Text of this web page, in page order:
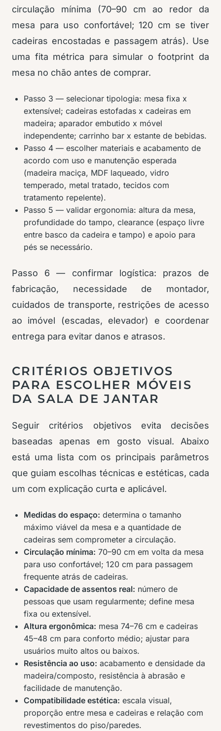
circulação mínima (70–90 cm ao redor da
mesa para uso confortável; 120 cm se tiver
cadeiras encostadas e passagem atrás). Use
uma fita métrica para simular o footprint da
mesa no chão antes de comprar.
Passo 3 — selecionar tipologia: mesa fixa x
extensível; cadeiras estofadas x cadeiras em
madeira; aparador embutido x móvel
independente; carrinho bar x estante de bebidas.
Passo 4 — escolher materiais e acabamento de
acordo com uso e manutenção esperada
(madeira maciça, MDF laqueado, vidro
temperado, metal tratado, tecidos com
tratamento repelente).
Passo 5 — validar ergonomia: altura da mesa,
profundidade do tampo, clearance (espaço livre
entre basco da cadeira e tampo) e apoio para
pés se necessário.
Passo 6 — confirmar logística: prazos de
fabricação, necessidade de montador,
cuidados de transporte, restrições de acesso
ao imóvel (escadas, elevador) e coordenar
entrega para evitar danos e atrasos.
CRITÉRIOS OBJETIVOS
PARA ESCOLHER MÓVEIS
DA SALA DE JANTAR
Seguir critérios objetivos evita decisões
baseadas apenas em gosto visual. Abaixo
está uma lista com os principais parâmetros
que guiam escolhas técnicas e estéticas, cada
um com explicação curta e aplicável.
Medidas do espaço: determina o tamanho
máximo viável da mesa e a quantidade de
cadeiras sem comprometer a circulação.
Circulação mínima: 70–90 cm em volta da mesa
para uso confortável; 120 cm para passagem
frequente atrás de cadeiras.
Capacidade de assentos real: número de
pessoas que usam regularmente; define mesa
fixa ou extensível.
Altura ergonômica: mesa 74–76 cm e cadeiras
45–48 cm para conforto médio; ajustar para
usuários muito altos ou baixos.
Resistência ao uso: acabamento e densidade da
madeira/composto, resistência à abrasão e
facilidade de manutenção.
Compatibilidade estética: escala visual,
proporção entre mesa e cadeiras e relação com
revestimentos do piso/paredes.